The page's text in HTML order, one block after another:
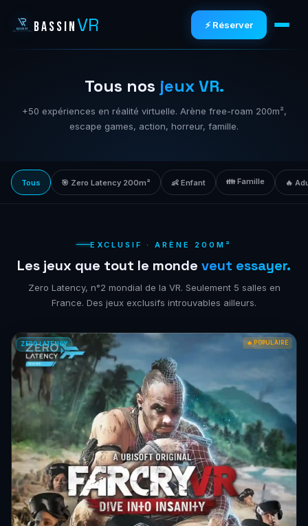
BASSINVR ⚡ Réserver
Tous nos jeux VR.
+50 expériences en réalité virtuelle. Arène free-roam 200m²,
escape games, action, horreur, famille.
Tous 🎯 Zero Latency 200m² 👶 Enfant 👪 Famille 🔥
EXCLUSIF · ARÈNE 200M²
Les jeux que tout le monde veut essayer.
Zero Latency, n°2 mondial de la VR. Seulement 5 salles en
France. Des jeux exclusifs introuvables ailleurs.
ZERO LATENCY 🔥 POPULAIRE